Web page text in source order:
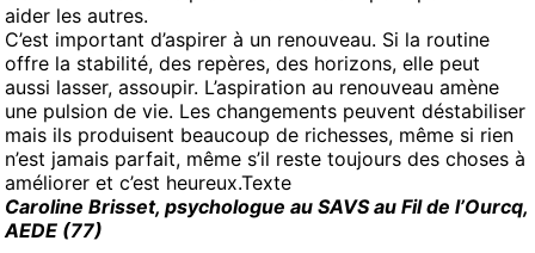
aider les autres.
C’est important d’aspirer à un renouveau. Si la routine
offre la stabilité, des repères, des horizons, elle peut
aussi lasser, assoupir. L’aspiration au renouveau amène
une pulsion de vie. Les changements peuvent déstabiliser
mais ils produisent beaucoup de richesses, même si rien
n’est jamais parfait, même s’il reste toujours des choses à
améliorer et c’est heureux.Texte
Caroline Brisset, psychologue au SAVS au Fil de l’Ourcq,
AEDE (77)